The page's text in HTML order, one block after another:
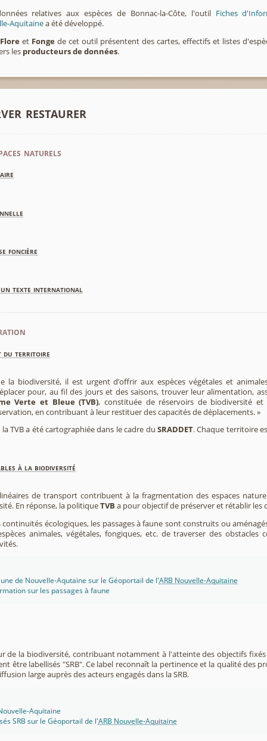
relatives aux espèces de Bonnac-la-Côte, l'outil Fiches
Aquitainea été développé.
Flore et Fonge de cet outil présentent des cartes, effectifs et listes
les producteurs de données.
restaurer
naturels
foncière
texte international
du territoire
la biodiversité, il est urgent d’offrir aux espèces végétales et
pour, au fil des jours et des saisons, trouver leur alimentation,
Verte et Bleue (TVB), constituée de réservoirs de biodiversité
en contribuant à leur restituer des capacités de déplacements. »
TVB a été cartographiée dans le cadre du SRADDET. Chaque territoire
à la biodiversité
de transport contribuent à la fragmentation des espaces
En réponse, la politiqueTVB a pour objectif de préserver et rétablir les
écologiques, les passages à faune sont construits ou
animales, végétales, fongiques, etc. de traverser des
de Nouvelle-Aqutaine sur le Géoportail de l'ARB Nouvelle-Aquitaine
sur les passages à faune
de la biodiversité, contribuant notamment à l'atteinte des objectifs fixés
être labellisés "SRB". Ce label reconnaît la pertinence et la qualité des
large auprès des acteurs engagés dans la SRB.
Aquitaine
SRB sur le Géoportail de l'ARB Nouvelle-Aquitaine